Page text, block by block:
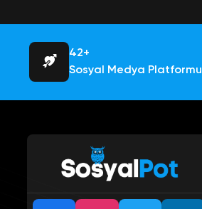
42+
Sosyal Medya Platformu